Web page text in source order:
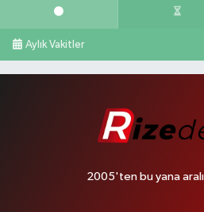
Aylık Vakitler
2005'ten bu yana